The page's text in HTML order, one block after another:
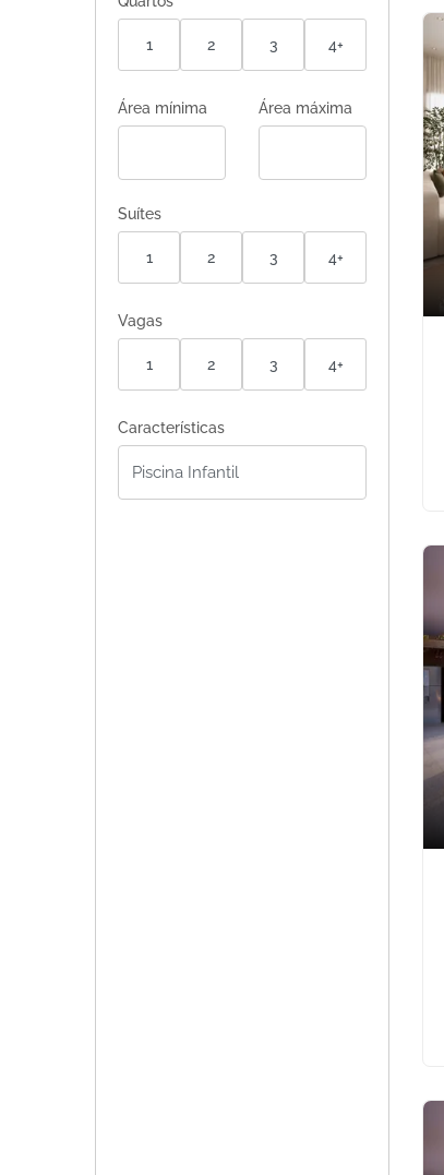
1 2 3 4+
Área mínima Área máxima
Suítes
1 2 3 4+
Vagas
1 2 3 4+
Características